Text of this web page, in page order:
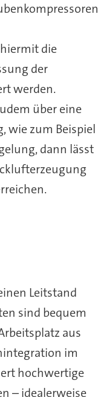
die
der
werden.
über eine
wie zum Beispiel
dann lässt
Leitstand
sind bequem
aus
im
hochwertige
– idealerweise